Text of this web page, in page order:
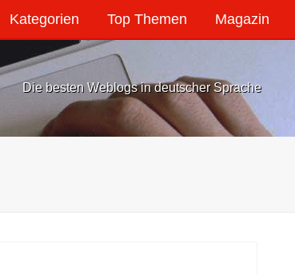
Kategorien Top Themen Magazin
Die besten Weblogs in deutscher Sprache